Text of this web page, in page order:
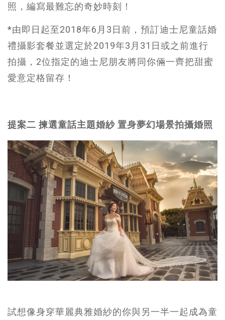
照，編寫最難忘的奇妙時刻！
*由即日起至2018年6月3日前，預訂迪士尼童話婚
禮攝影套餐並選定於2019年3月31日或之前進行
拍攝，2位指定的迪士尼朋友將同你倆一齊把甜蜜
愛意定格留存！
提案二 揀選童話主題婚紗 置身夢幻場景拍攝婚照
試想像身穿華麗典雅婚紗的你與另一半一起成為童